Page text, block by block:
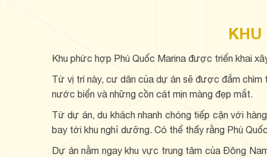
KHU
Khu phức hợp Phú Quốc Marina được triển khai
Từ vị trí này, cư dân của dự án sẽ được đắm chìm
nước biển và những cồn cát mịn màng đẹp mắt.
Từ dự án, du khách nhanh chóng tiếp cận với
bay tới khu nghỉ dưỡng. Có thể thấy rằng Phú
Dự án nằm ngay khu vực trung tâm của Đông